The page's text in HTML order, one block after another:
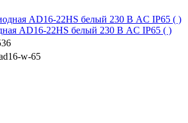
AD16-22HS белый 230 В AC IP65 ( )
w-65